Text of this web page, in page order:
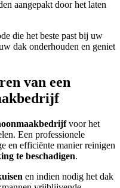
aangepakt door het laten
die het beste past bij uw
dak onderhouden en geniet
van een
voor het
Een professionele
en efficiënte manier reinigen
te beschadigen.
en indien nodig het dak